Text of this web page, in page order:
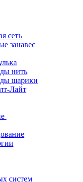
сеть
занавес
нить
шарики
Лайт
систем